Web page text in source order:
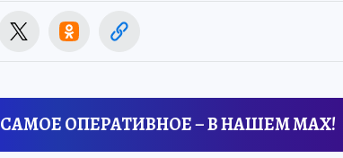
САМОЕ ОПЕРАТИВНОЕ – В НАШЕМ MAX!